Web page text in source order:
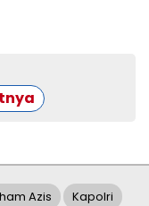
Azis Kapolri